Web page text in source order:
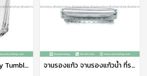
LUCKY แก้วน้ำ รุ่น City Tumbler LG-100409 ขนาด 9.4 ออนซ์ (6 ใบ) เนื้อแก้วหนา แข็งแรง ทนทาน No.100409 จานรองแก้ว จานรองแก้วน้ำ ที่รองแก้ว LG753A LG